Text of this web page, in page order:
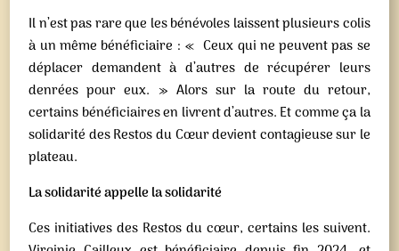
Il n’est pas rare que les bénévoles laissent plusieurs colis
à un même bénéficiaire : « Ceux qui ne peuvent pas se
déplacer demandent à d’autres de récupérer leurs
denrées pour eux. » Alors sur la route du retour,
certains bénéficiaires en livrent d’autres. Et comme ça la
solidarité des Restos du Cœur devient contagieuse sur le
plateau.
La solidarité appelle la solidarité
Ces initiatives des Restos du cœur, certains les suivent.